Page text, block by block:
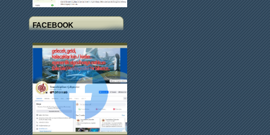
FACEBOOK